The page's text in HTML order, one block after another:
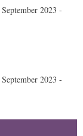
2023 -
2023 -